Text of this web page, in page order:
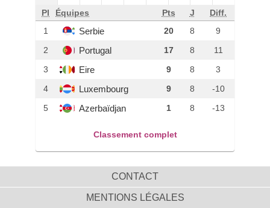
Pl Équipes Pts J
Diff.
1
Serbie 20 8
9
2
Portugal 17 8
11
3
Eire 9 8
3
4
Luxembourg 9 8
-10
5
Azerbaïdjan 1 8 -13
Classement complet
CONTACT
MENTIONS LÉGALES